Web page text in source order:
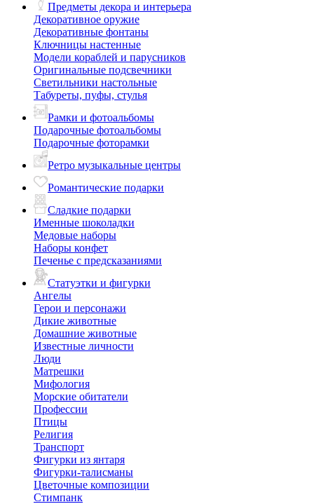
Предметы декора и интерьера
Декоративное оружие
Декоративные фонтаны
Ключницы настенные
Модели кораблей и парусников
Оригинальные подсвечники
Светильники настольные
Табуреты, пуфы, стулья
Рамки и фотоальбомы
Подарочные фотоальбомы
Подарочные фоторамки
Ретро музыкальные центры
Романтические подарки
Сладкие подарки
Именные шоколадки
Медовые наборы
Наборы конфет
Печенье с предсказаниями
Статуэтки и фигурки
Ангелы
Герои и персонажи
Дикие животные
Домашние животные
Известные личности
Люди
Матрешки
Мифология
Морские обитатели
Профессии
Птицы
Религия
Транспорт
Фигурки из янтаря
Фигурки-талисманы
Цветочные композиции
Стимпанк